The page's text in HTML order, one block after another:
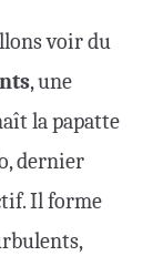
voir du
, une
la papatte
dernier
Il forme